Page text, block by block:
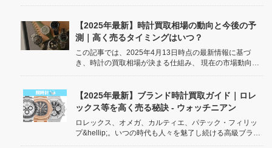
トなタイミング について、ウォッチニアンの専門的な視
点から詳しく解説します。トレンド...
【2025年最新】時計買取相場の動向と今後の予
測｜高く売るタイミングはいつ？
この記事では、2025年4月13日時点の最新情報に基づ
き、時計の買取相場が決まる仕組み、 現在の市場動向、
ミングを見極めるヒントもご紹介しますので、ぜひ参考
にしてください。 ...
【2025年最新】ブランド時計買取ガイド｜ロレ
ックス等を高く売る秘訣 - ウォッチニアン
ロレックス、オメガ、カルティエ、パテック・フィリッ
プ&hellip;。いつの時代も人々を魅了し続ける高級ブラン